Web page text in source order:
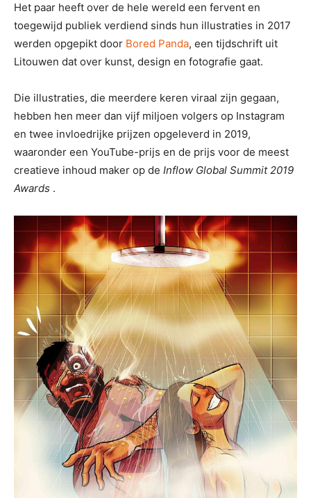
Het paar heeft over de hele wereld een fervent en
toegewijd publiek verdiend sinds hun illustraties in 2017
werden opgepikt door Bored Panda, een tijdschrift uit
Litouwen dat over kunst, design en fotografie gaat.
Die illustraties, die meerdere keren viraal zijn gegaan,
hebben hen meer dan vijf miljoen volgers op Instagram
en twee invloedrijke prijzen opgeleverd in 2019,
waaronder een YouTube-prijs en de prijs voor de meest
creatieve inhoud maker op de Inflow Global Summit 2019
Awards .